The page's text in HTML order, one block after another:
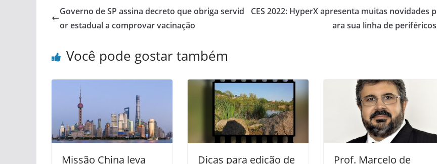
Governo de SP assina decreto que obriga servid
or estadual a comprovar vacinação
CES 2022: HyperX apresenta muitas novidades p
ara sua linha de periféricos
Você pode gostar também
Missão China leva
Dicas para edição de
Prof. Marcelo de